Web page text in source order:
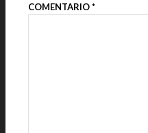
COMENTARIO*